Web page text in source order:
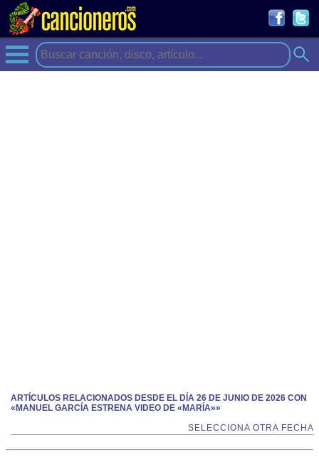
ARTÍCULOS RELACIONADOS DESDE EL DÍA 26 DE JUNIO DE 2026 CON
«MANUEL GARCÍA ESTRENA VIDEO DE «MARÍA»»
SELECCIONA OTRA FECHA